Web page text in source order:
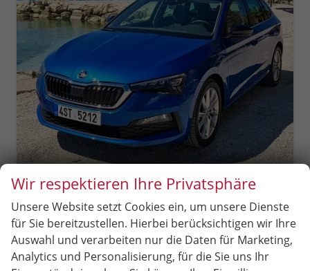
Skoda Scala
unverbindliche Lieferzeit:4 Monate Neuwagen
Fahrzeugnr. 86794 GetriebeSchalt. 6-Gang
Kraftstoff Benzin Leistung 110 kW (150 PS)
Wir respektieren Ihre Privatsphäre
Unsere Website setzt Cookies ein, um unsere Dienste
für Sie bereitzustellen. Hierbei berücksichtigen wir Ihre
Auswahl und verarbeiten nur die Daten für Marketing,
Analytics und Personalisierung, für die Sie uns Ihr